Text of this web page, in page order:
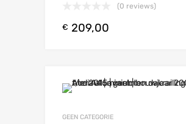
(0 reviews)
€ 209,00
GEEN CATEGORIE